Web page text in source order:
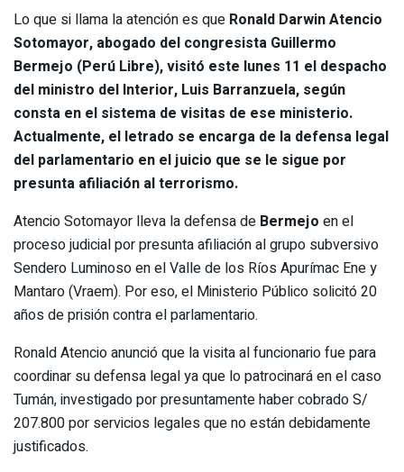
Lo que si llama la atención es que Ronald Darwin Atencio
Sotomayor, abogado del congresista Guillermo
Bermejo (Perú Libre), visitó este lunes 11 el despacho
del ministro del Interior, Luis Barranzuela, según
consta en el sistema de visitas de ese ministerio.
Actualmente, el letrado se encarga de la defensa legal
del parlamentario en el juicio que se le sigue por
presunta afiliación al terrorismo.
Atencio Sotomayor lleva la defensa de Bermejo en el
proceso judicial por presunta afiliación al grupo subversivo
Sendero Luminoso en el Valle de los Ríos Apurímac Ene y
Mantaro (Vraem). Por eso, el Ministerio Público solicitó 20
años de prisión contra el parlamentario.
Ronald Atencio anunció que la visita al funcionario fue para
coordinar su defensa legal ya que lo patrocinará en el caso
Tumán, investigado por presuntamente haber cobrado S/
207.800 por servicios legales que no están debidamente
justificados.